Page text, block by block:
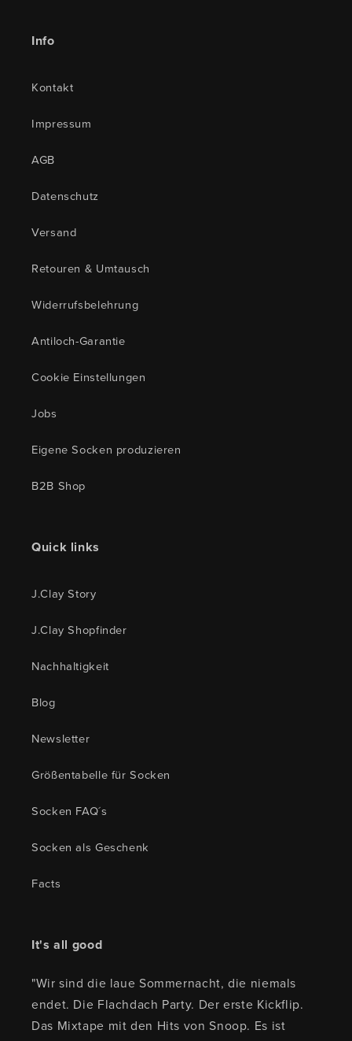
Info
Kontakt
Impressum
AGB
Datenschutz
Versand
Retouren & Umtausch
Widerrufsbelehrung
Antiloch-Garantie
Cookie Einstellungen
Jobs
Eigene Socken produzieren
B2B Shop
Quick links
J.Clay Story
J.Clay Shopfinder
Nachhaltigkeit
Blog
Newsletter
Größentabelle für Socken
Socken FAQ´s
Socken als Geschenk
Facts
It's all good
"Wir sind die laue Sommernacht, die niemals
endet. Die Flachdach Party. Der erste Kickflip.
Das Mixtape mit den Hits von Snoop. Es ist